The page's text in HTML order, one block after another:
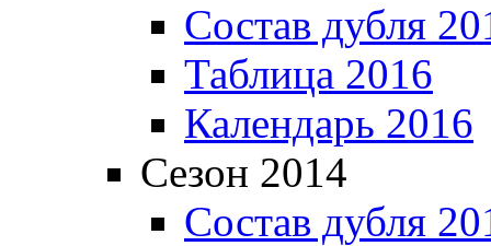
Состав дубля
Таблица 2016
Календарь 2016
Сезон 2014
Состав дубля